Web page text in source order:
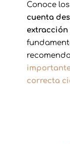
Conoce los
cuenta
correcta